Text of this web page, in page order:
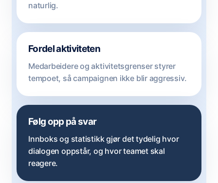
naturlig.
Fordel aktiviteten
Medarbeidere og aktivitetsgrenser styrer
tempoet, så campaignen ikke blir aggressiv.
Følg opp på svar
Innboks og statistikk gjør det tydelig hvor
dialogen oppstår, og hvor teamet skal
reagere.